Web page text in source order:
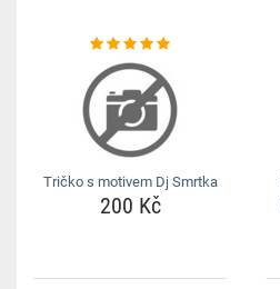
Tričko s motivem Dj Smrtka
200 Kč